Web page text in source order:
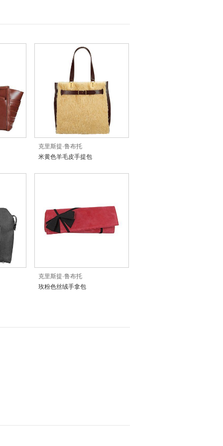
克里斯提·鲁布托
米黄色羊毛皮手提包
克里斯提·鲁布托
玫粉色丝绒手拿包